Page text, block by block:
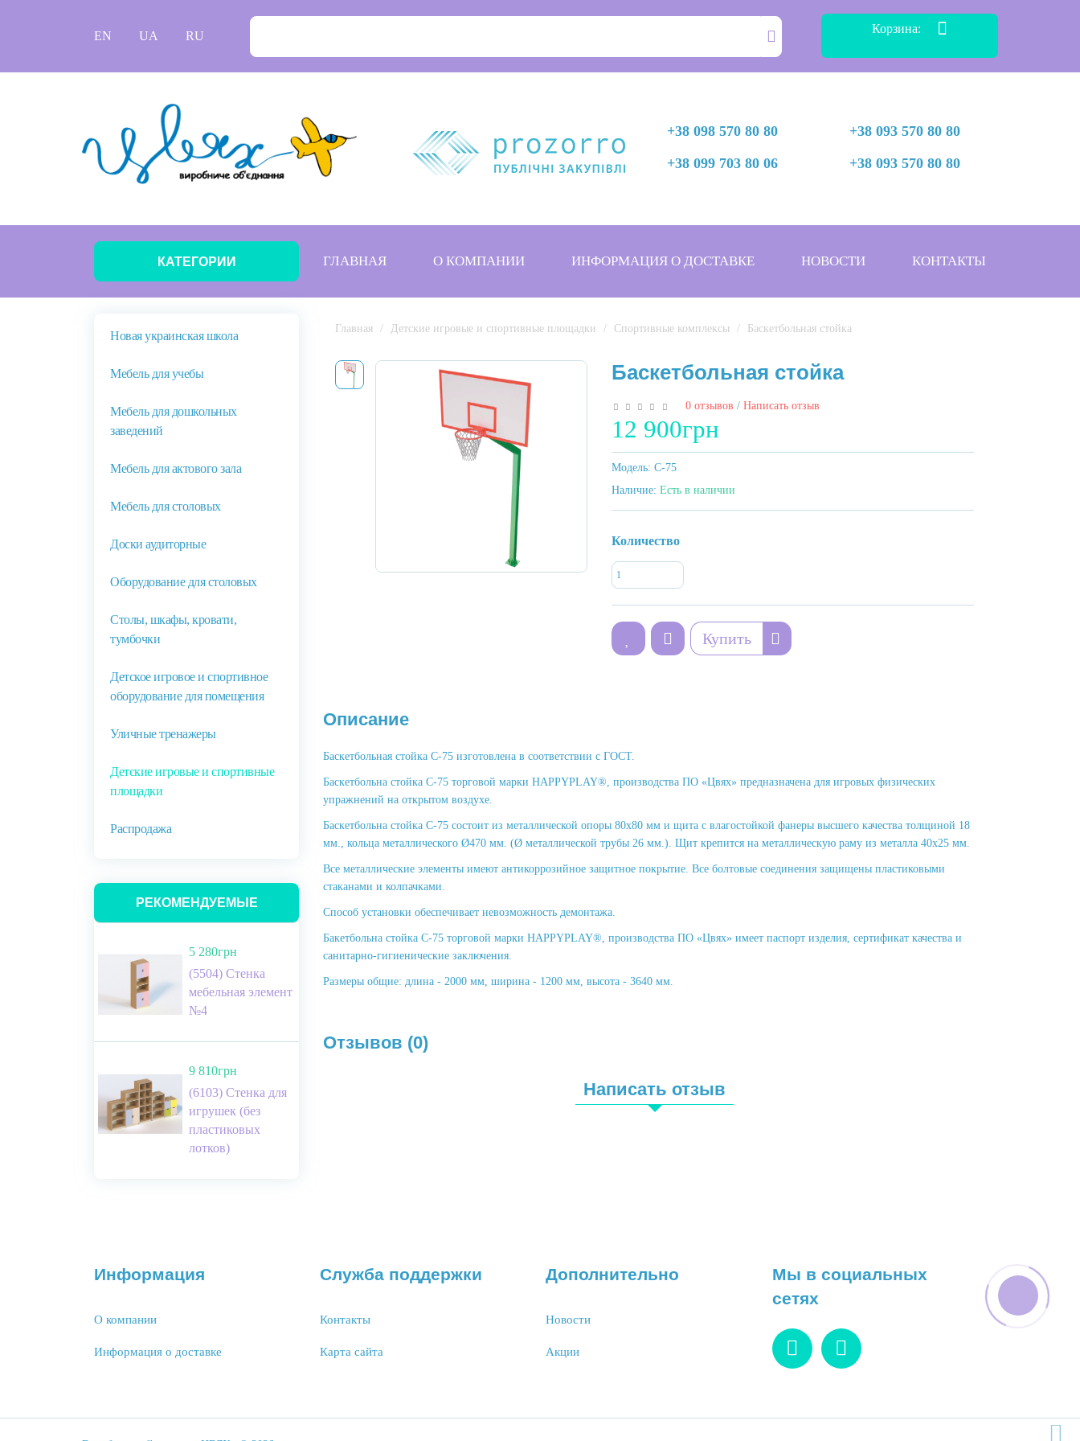
EN UA RU
Корзина:
+38 098 570 80 80
+38 099 703 80 06
+38 093 570 80 80
+38 093 570 80 80
ГЛАВНАЯ О КОМПАНИИ ИНФОРМАЦИЯ О ДОСТАВКЕ НОВОСТИ КОНТАКТЫ
КАТЕГОРИИ
Новая украинская школа
Мебель для учебы
Мебель для дошкольных
заведений
Мебель для актового зала
Мебель для столовых
Доски аудиторные
Оборудование для столовых
Столы, шкафы, кровати,
тумбочки
Детское игровое и спортивное
оборудование для помещения
Уличные тренажеры
Детские игровые и спортивные
площадки
Распродажа
РЕКОМЕНДУЕМЫЕ
5 280грн
(5504) Стенка
мебельная элемент
№4
9 810грн
(6103) Стенка для
игрушек (без
пластиковых
лотков)
Главная Детские игровые и спортивные площадки Спортивные комплексы Баскетбольная стойка
Баскетбольная стойка
0 отзывов / Написать отзыв
12 900грн
Модель: C-75
Наличие: Есть в наличии
Количество
Купить
Описание
Баскетбольная стойка С-75 изготовлена ​​в соответствии с ГОСТ.
Баскетбольна стойка С-75 торговой марки HAPPYPLAY®, производства ПО «Цвях» предназначена для игровых физических
упражнений на открытом воздухе.
Баскетбольна стойка С-75 состоит из металлической опоры 80х80 мм и щита с влагостойкой фанеры высшего качества толщиной 18
мм., кольца металлического Ø470 мм. (Ø металлической трубы 26 мм.). Щит крепится на металлическую раму из металла 40х25 мм.
Все металлические элементы имеют антикоррозийное защитное покрытие. Все болтовые соединения защищены пластиковыми
стаканами и колпачками.
Способ установки обеспечивает невозможность демонтажа.
Бакетбольна стойка С-75 торговой марки HAPPYPLAY®, производства ПО «Цвях» имеет паспорт изделия, сертификат качества и
санитарно-гигиенические заключения.
Размеры общие: длина - 2000 мм, ширина - 1200 мм, высота - 3640 мм.
Отзывов (0)
Написать отзыв
Информация
О компании
Информация о доставке
Служба поддержки
Контакты
Карта сайта
Дополнительно
Новости
Акции
Мы в социальных
сетях